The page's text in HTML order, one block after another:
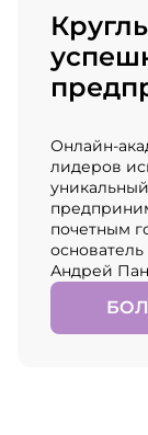
Онлайн-
лидеров
почетным
Андрей